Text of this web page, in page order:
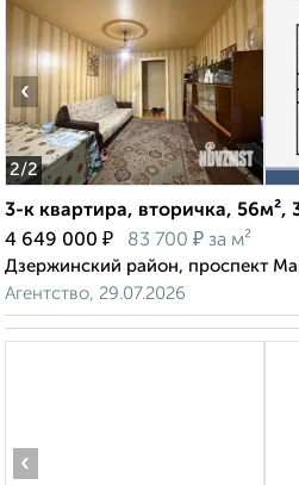
2/2
‹
3-к квартира, вторичка, 56м²,
4 649 000 ₽ 83 700 ₽ за м²
Дзержинский район, проспект
Агентство, 29.07.2026
‹